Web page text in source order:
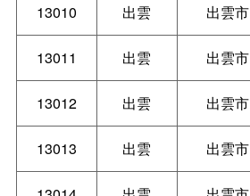
13010 出雲 出雲市
13011 出雲 出雲市
13012 出雲 出雲市
13013 出雲 出雲市